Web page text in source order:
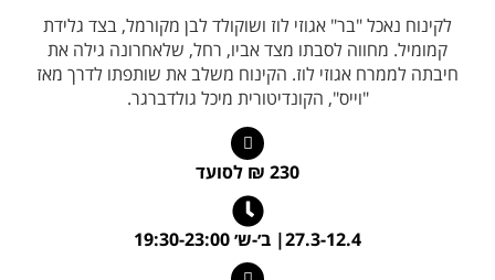
לקינוח נאכל "בר" אגוזי לוז ושוקולד לבן מקורמל, בצד גלידת
קמומיל. מחווה לסבתו מצד אביו, רחל, שלאחרונה גילה את
חיבתה לממרח אגוזי לוז. הקינוח משלב את שותפתו לדרך מאז
"וייס", הקונדיטורית מיכל גולדברגר.
230 ₪ לסועד
27.3-12.4| ב׳-ש׳ 19:30-23:00